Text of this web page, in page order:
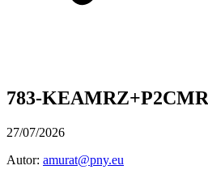
783-
27/07/2026
Autor: amurat@pny.eu